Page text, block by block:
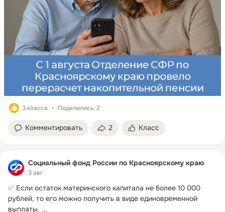
3 класса Поделились: 2
Комментировать 2 Класс
Социальный фонд России по Красноярскому краю
3 авг
✅ Если остаток материнского капитала не более 10 000
рублей, то его можно получить в виде единовременной
выплаты. ...